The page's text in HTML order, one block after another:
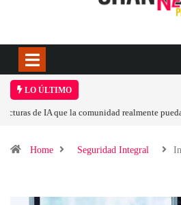
LO ÚLTIMO
Las tarjetas gráficas RDNA 5 ya están en fase
Home Seguridad Integral